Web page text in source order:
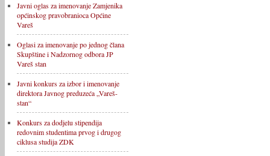
Javni oglas za imenovanje Zamjenika
općinskog pravobranioca Općine
Vareš
Oglasi za imenovanje po jednog člana
Skupštine i Nadzornog odbora JP
Vareš stan
Javni konkurs za izbor i imenovanje
direktora Javnog preduzeća „Vareš-
stan“
Konkurs za dodjelu stipendija
redovnim studentima prvog i drugog
ciklusa studija ZDK